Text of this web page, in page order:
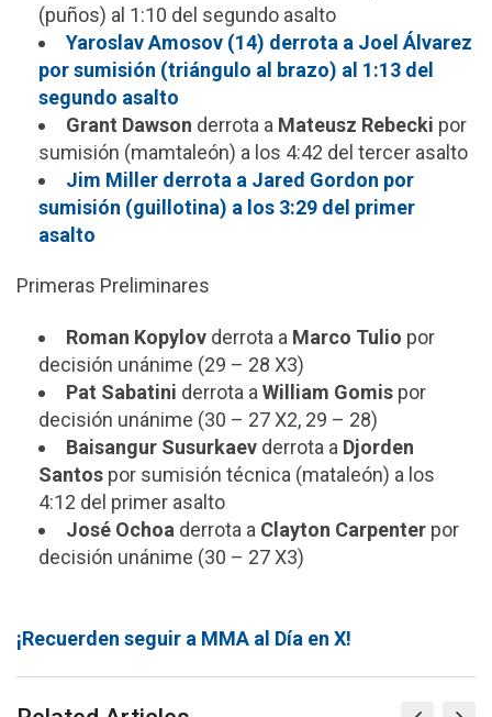
(puños) al 1:10 del segundo asalto
Yaroslav Amosov (14) derrota a Joel Álvarez
por sumisión (triángulo al brazo) al 1:13 del
segundo asalto
Grant Dawson derrota a Mateusz Rebecki por
sumisión (mamtaleón) a los 4:42 del tercer asalto
Jim Miller derrota a Jared Gordon por
sumisión (guillotina) a los 3:29 del primer
asalto
Primeras Preliminares
Roman Kopylov derrota a Marco Tulio por
decisión unánime (29 – 28 X3)
Pat Sabatini derrota a William Gomis por
decisión unánime (30 – 27 X2, 29 – 28)
Baisangur Susurkaev derrota a Djorden
Santos por sumisión técnica (mataleón) a los
4:12 del primer asalto
José Ochoa derrota a Clayton Carpenter por
decisión unánime (30 – 27 X3)
¡Recuerden seguir a MMA al Día en X!